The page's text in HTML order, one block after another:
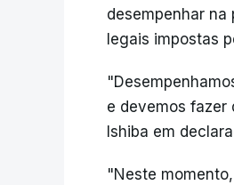
desempenhar
legais impostas
e devemos fazer
Ishiba em
"Neste